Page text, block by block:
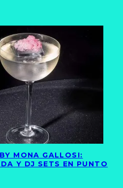
MONA GALLOSI:
Y DJ SETS EN PUNTO